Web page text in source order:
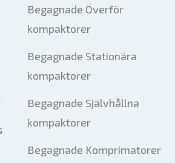
Begagnade Överför
kompaktorer
Begagnade Stationära
kompaktorer
Begagnade Självhållna
kompaktorer
Begagnade Komprimatorer